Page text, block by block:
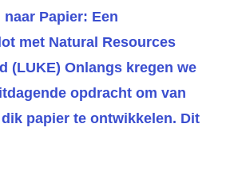
Papier: Een
met Natural Resources
(LUKE) Onlangs kregen we
opdracht om van
papier te ontwikkelen. Dit